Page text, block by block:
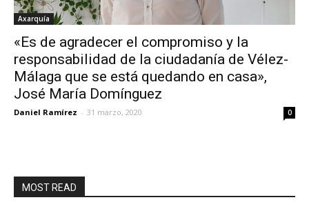
Axarquía
«Es de agradecer el compromiso y la
responsabilidad de la ciudadanía de Vélez-
Málaga que se está quedando en casa»,
José María Domínguez
Daniel Ramírez - 31 marzo, 2020 0
MOST READ